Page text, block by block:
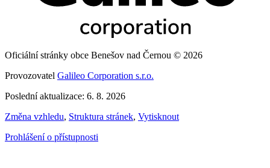
Oficiální stránky obce Benešov nad Černou © 2026
Provozovatel Galileo Corporation s.r.o.
Poslední aktualizace: 6. 8. 2026
Změna vzhledu, Struktura stránek, Vytisknout
Prohlášení o přístupnosti